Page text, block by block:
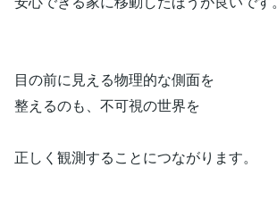
目の前に見える物理的な側面を
整えるのも、不可視の世界を
正しく観測することにつながります。